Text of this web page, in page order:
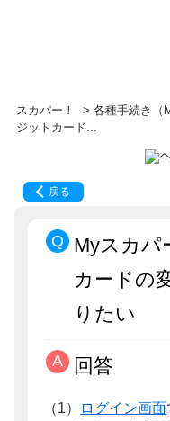
スカパー！ > 各種手続き（
ジットカード...
戻る
Myスカパ
カードの
りたい
回答
（1） ログイン画面